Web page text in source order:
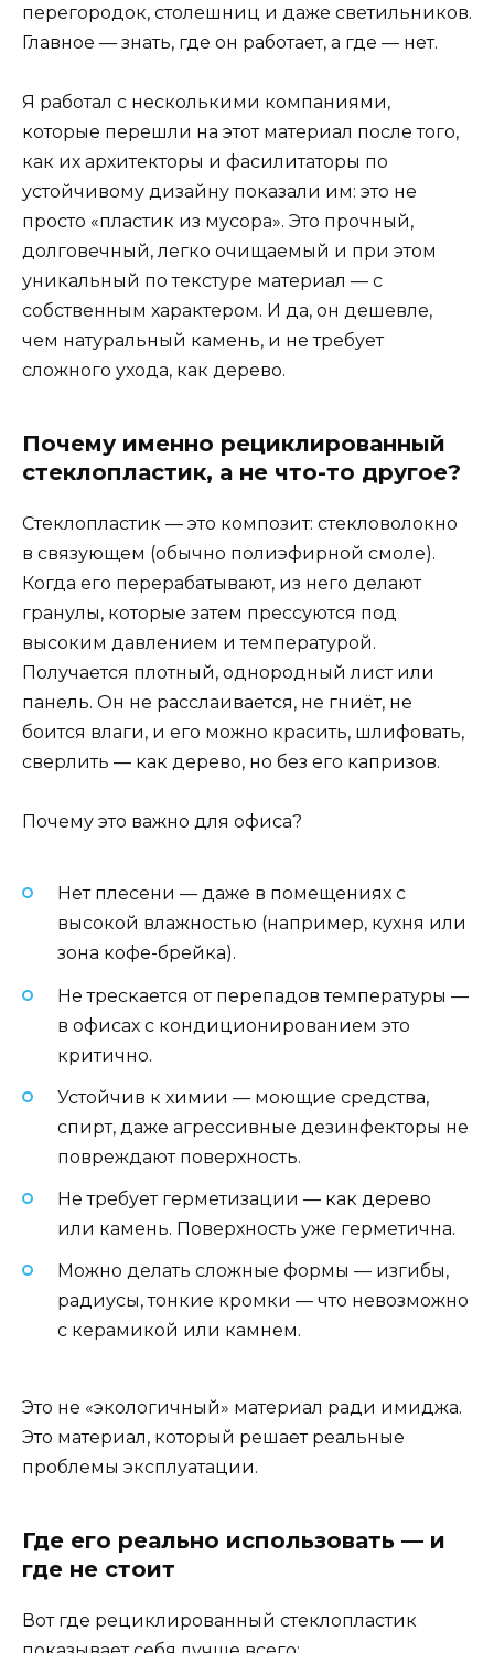
перегородок, столешниц и даже светильников.
Главное — знать, где он работает, а где — нет.
Я работал с несколькими компаниями,
которые перешли на этот материал после того,
как их архитекторы и фасилитаторы по
устойчивому дизайну показали им: это не
просто «пластик из мусора». Это прочный,
долговечный, легко очищаемый и при этом
уникальный по текстуре материал — с
собственным характером. И да, он дешевле,
чем натуральный камень, и не требует
сложного ухода, как дерево.
Почему именно рециклированный
стеклопластик, а не что-то другое?
Стеклопластик — это композит: стекловолокно
в связующем (обычно полиэфирной смоле).
Когда его перерабатывают, из него делают
гранулы, которые затем прессуются под
высоким давлением и температурой.
Получается плотный, однородный лист или
панель. Он не расслаивается, не гниёт, не
боится влаги, и его можно красить, шлифовать,
сверлить — как дерево, но без его капризов.
Почему это важно для офиса?
Нет плесени — даже в помещениях с
высокой влажностью (например, кухня или
зона кофе-брейка).
Не трескается от перепадов температуры —
в офисах с кондиционированием это
критично.
Устойчив к химии — моющие средства,
спирт, даже агрессивные дезинфекторы не
повреждают поверхность.
Не требует герметизации — как дерево
или камень. Поверхность уже герметична.
Можно делать сложные формы — изгибы,
радиусы, тонкие кромки — что невозможно
с керамикой или камнем.
Это не «экологичный» материал ради имиджа.
Это материал, который решает реальные
проблемы эксплуатации.
Где его реально использовать — и
где не стоит
Вот где рециклированный стеклопластик